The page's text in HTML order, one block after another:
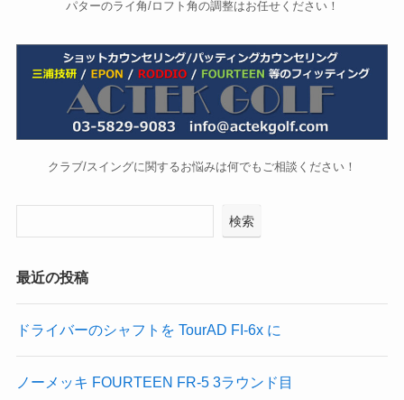
パターのライ角/ロフト角の調整はお任せください！
クラブ/スイングに関するお悩みは何でもご相談ください！
検索
最近の投稿
ドライバーのシャフトを TourAD FI-6x に
ノーメッキ FOURTEEN FR-5 3ラウンド目